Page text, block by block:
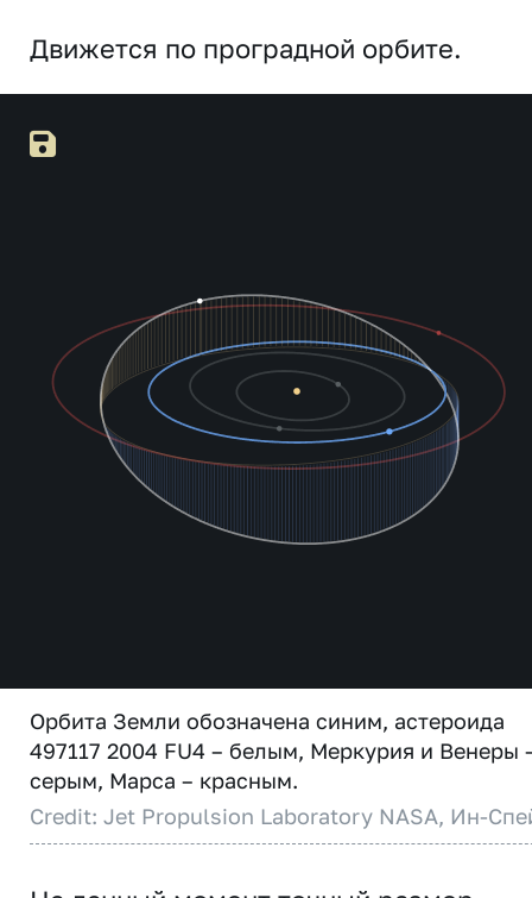
Движется по проградной орбите.
Орбита Земли обозначена синим, астероида
497117 2004 FU4 – белым, Меркурия и Венеры
серым, Марса – красным.
Credit: Jet Propulsion Laboratory NASA, Ин-